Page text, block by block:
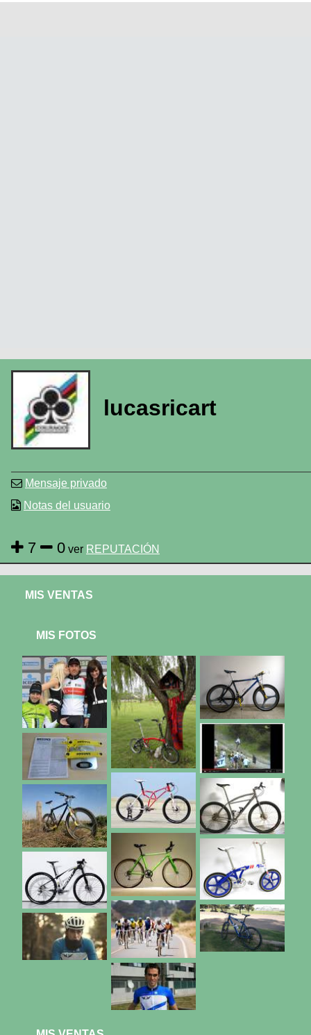
lucasricart
Mensaje privado
Notas del usuario
7 0 ver REPUTACIÓN
MIS VENTAS
MIS FOTOS